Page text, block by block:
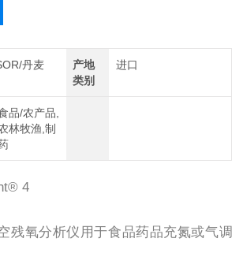
丹麦
产地
类别
进口
品/农产品,
林牧渔,制
4
残氧分析仪用于食品药品充氮或气调